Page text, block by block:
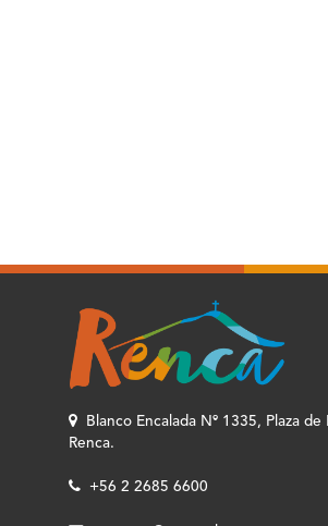
Blanco Encalada Nº 1335, Plaza de
Renca.
+56 2 2685 6600